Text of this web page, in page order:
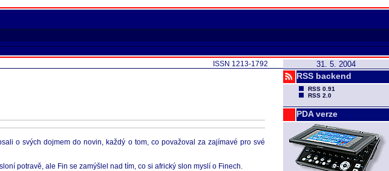
31. 5. 2004
RSS backend
RSS 0.91
RSS 2.0
PDA verze
ISSN 1213-1792
o svých dojmem do novin, každý o tom, co považoval za zajímavé pro své
potravě, ale Fin se zamýšlel nad tím, co si africký slon myslí o Finech.